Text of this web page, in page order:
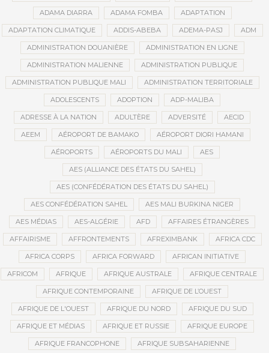
ADAMA DIARRA ADAMA FOMBA ADAPTATION
ADAPTATION CLIMATIQUE ADDIS-ABEBA ADEMA-PASJ ADM
ADMINISTRATION DOUANIÈRE ADMINISTRATION EN LIGNE
ADMINISTRATION MALIENNE ADMINISTRATION PUBLIQUE
ADMINISTRATION PUBLIQUE MALI ADMINISTRATION TERRITORIALE
ADOLESCENTS ADOPTION ADP-MALIBA
ADRESSE À LA NATION ADULTÈRE ADVERSITÉ AECID
AEEM AÉROPORT DE BAMAKO AÉROPORT DIORI HAMANI
AÉROPORTS AÉROPORTS DU MALI AES
AES (ALLIANCE DES ÉTATS DU SAHEL)
AES (CONFÉDÉRATION DES ÉTATS DU SAHEL)
AES CONFÉDÉRATION SAHEL AES MALI BURKINA NIGER
AES MÉDIAS AES-ALGÉRIE AFD AFFAIRES ÉTRANGÈRES
AFFAIRISME AFFRONTEMENTS AFREXIMBANK AFRICA CDC
AFRICA CORPS AFRICA FORWARD AFRICAN INITIATIVE
AFRICOM AFRIQUE AFRIQUE AUSTRALE AFRIQUE CENTRALE
AFRIQUE CONTEMPORAINE AFRIQUE DE L’OUEST
AFRIQUE DE L'OUEST AFRIQUE DU NORD AFRIQUE DU SUD
AFRIQUE ET MÉDIAS AFRIQUE ET RUSSIE AFRIQUE EUROPE
AFRIQUE FRANCOPHONE AFRIQUE SUBSAHARIENNE